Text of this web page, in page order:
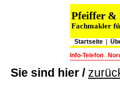
Pfeiffer &
Fachmakler
Startseite
Info-Telefon
Sie sind hier /